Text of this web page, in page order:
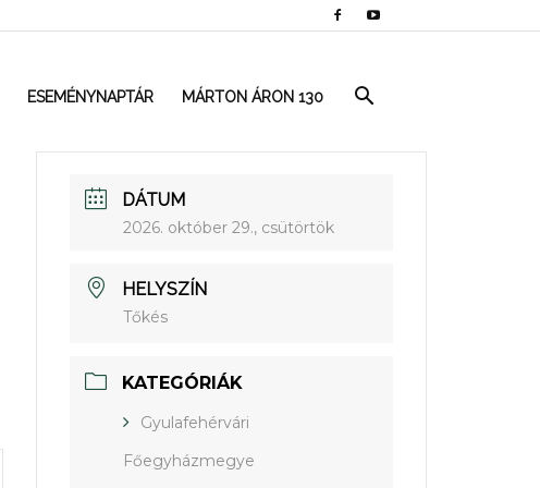
ESEMÉNYNAPTÁR MÁRTON ÁRON 130
DÁTUM
2026. október 29., csütörtök
HELYSZÍN
Tőkés
KATEGÓRIÁK
Gyulafehérvári
Főegyházmegye